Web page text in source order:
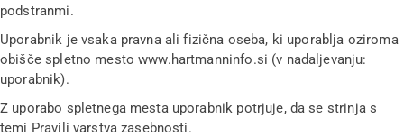
podstranmi.
Uporabnik je vsaka pravna ali fizična oseba, ki uporablja oziroma
obišče spletno mesto www.hartmanninfo.si (v nadaljevanju:
uporabnik).
Z uporabo spletnega mesta uporabnik potrjuje, da se strinja s
temi Pravili varstva zasebnosti.